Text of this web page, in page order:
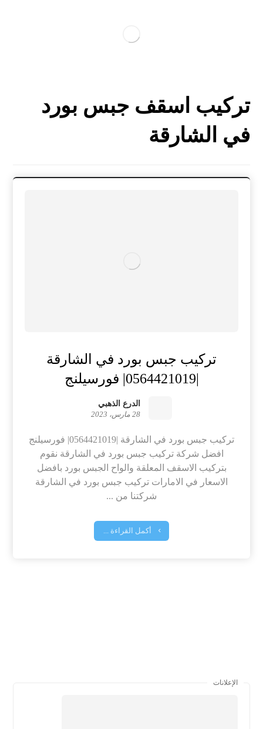
تركيب اسقف جبس بورد
في الشارقة
تركيب جبس بورد في الشارقة
الدرع الذهبي
28 مارس، 2023
تركيب جبس بورد في الشارقة |0564421019| فورسيلنج
افضل شركة تركيب جبس بورد في الشارقة نقوم
بتركيب الاسقف المعلقة والواح الجبس بورد بافضل
الاسعار في الامارات تركيب جبس بورد في الشارقة
شركتنا من ...
أكمل القراءة ...
الإعلانات